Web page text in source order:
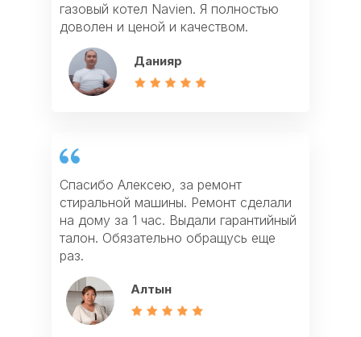
Спасибо Алексею, за ремонт
стиральной машины. Ремонт сделали
на дому за 1 час. Выдали гарантийный
талон. Обязательно обращусь еще
раз.
газовый котел Navien. Я полностью
доволен и ценой и качеством.
Алтын
Данияр
Отличная работа мастера Виктора, он
сделал ремонт электроплиты и ремонт
духовки. Спасибо за быстрый сервис.
Рекомендую всем!
приехал мастер из Profi911. У мастера
большой опыт. Ремонтом я доволен.
Фархат
Корганбек
Заказала ремонт варочной панели. Не
ожидала, что приедут так быстро.
Мастер объяснил причину поломки и
все починил. Спасибо
дали мне скидку. Теперь кондиционер
как новенький, работает четко.
Айзада
Максим